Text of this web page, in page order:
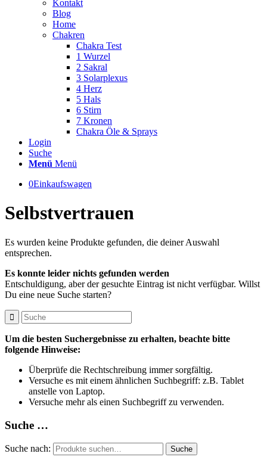
Kontakt
Blog
Home
Chakren
Chakra Test
1 Wurzel
2 Sakral
3 Solarplexus
4 Herz
5 Hals
6 Stirn
7 Kronen
Chakra Öle & Sprays
Login
Suche
Menü Menü
0Einkaufswagen
Selbstvertrauen
Es wurden keine Produkte gefunden, die deiner Auswahl
entsprechen.
Es konnte leider nichts gefunden werden
Entschuldigung, aber der gesuchte Eintrag ist nicht verfügbar. Willst
Du eine neue Suche starten?
Um die besten Suchergebnisse zu erhalten, beachte bitte
folgende Hinweise:
Überprüfe die Rechtschreibung immer sorgfältig.
Versuche es mit einem ähnlichen Suchbegriff: z.B. Tablet
anstelle von Laptop.
Versuche mehr als einen Suchbegriff zu verwenden.
Suche …
Suche nach: Suche